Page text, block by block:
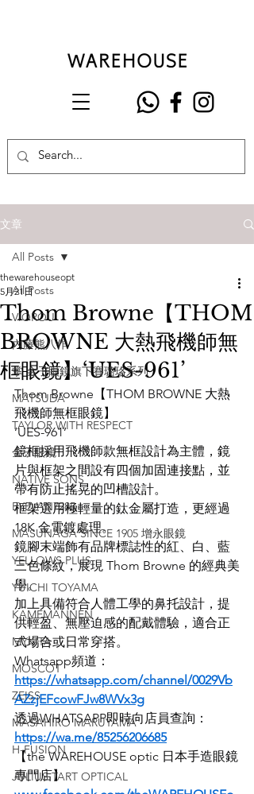
文章
All Posts
VIOROU
內藤熊八作
掌 金子眼鏡旗下賽璐珞系列
MATSUDA
TAYLOR WITH RESPECT
金子眼鏡
NATIVE SONS
EYEVAN7285
MASUNAGA SINCE 1905 增永眼鏡
YELLOWS PLUS
YUICHI TOYAMA
KAMEMANNEN
MYKITA
MOSCOT
ZEISS
MASAHIRO MARUYAMA
H-FUSION
JULIUS TART OPTICAL
All Posts
Thom Browne【THOM
BROWNE 大熱飛機師無
框眼鏡】‘UES-961’
thewarehouseopt
5月21日
Thom Browne【THOM BROWNE 大熱
飛機師無框眼鏡】
‘UES-961’
鏡框採用飛機師款無框設計為主體，鏡
片與框架之間設有四個加固連接點，並
帶有防止搖晃的凹槽設計。
框架選用極輕量的鈦金屬打造，更經過
18K 金電鍍處理。
鏡腳末端飾有品牌標誌性的紅、白、藍
三色條紋，展現 Thom Browne 的經典美
學。
加上具備符合人體工學的鼻托設計，提
供輕盈、無壓迫感的配戴體驗，適合正
式場合或日常穿搭。
Whatsapp頻道：
https://whatsapp.com/channel/0029Vb
AZzjEFcowFJw8WVx3g
透過WHATSAPP即時向店員查詢：
https://wa.me/85256206685
【the WAREHOUSE optic 日本手造眼鏡
專門店】